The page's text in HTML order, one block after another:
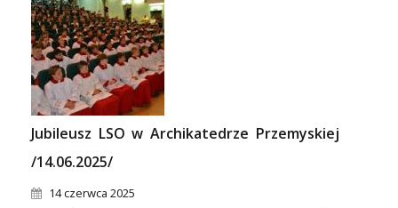
Jubileusz LSO w Archikatedrze Przemyskiej
/14.06.2025/
14 czerwca 2025